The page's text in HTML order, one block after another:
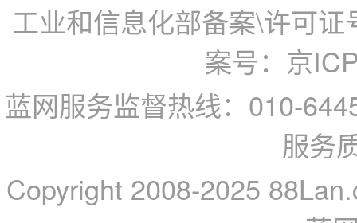
工业和信息化部备案\许可
案号：京
蓝网服务监督热线：010-
服务
Copyright 2008-2025